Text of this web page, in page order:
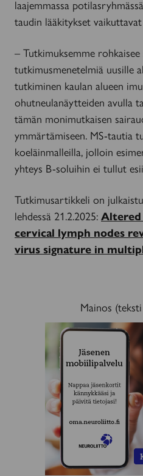
laajemmassa
taudin lääkitykset
– Tutkimuksemme
tutkimusmenetelmiä uusille
tutkiminen kaulan alueen
ohutneulanäytteiden avulla
tämän monimutkaisen
ymmärtämiseen. MS-tautia
koeläinmalleilla, jolloin
yhteys B-soluihin ei tullut
Tutkimusartikkeli on
lehdessä 21.2.2025: Altered
cervical lymph nodes
virus signature in
Mainos